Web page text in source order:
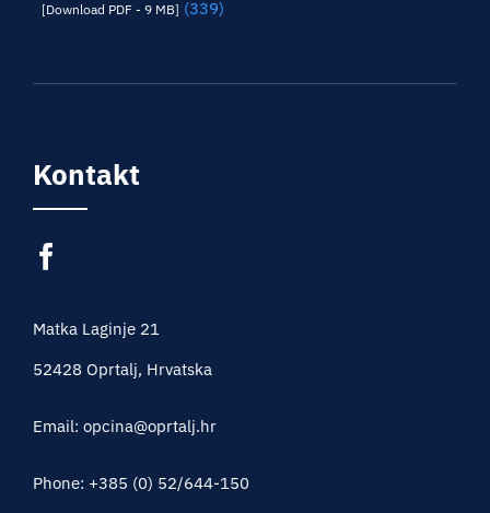
[Download PDF - 9 MB] (339)
Kontakt
Matka Laginje 21
52428 Oprtalj, Hrvatska
Email: opcina@oprtalj.hr
Phone: +385 (0) 52/644-150